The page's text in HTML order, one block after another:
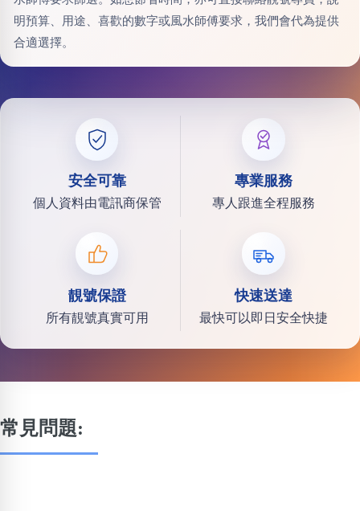
明預算、用途、喜歡的數字或風水師傅要求，我們會代為提供
合適選擇。
安全可靠
個人資料由電訊商保管
專業服務
專人跟進全程服務
靚號保證
所有靚號真實可用
快速送達
最快可以即日安全快捷
常見問題: